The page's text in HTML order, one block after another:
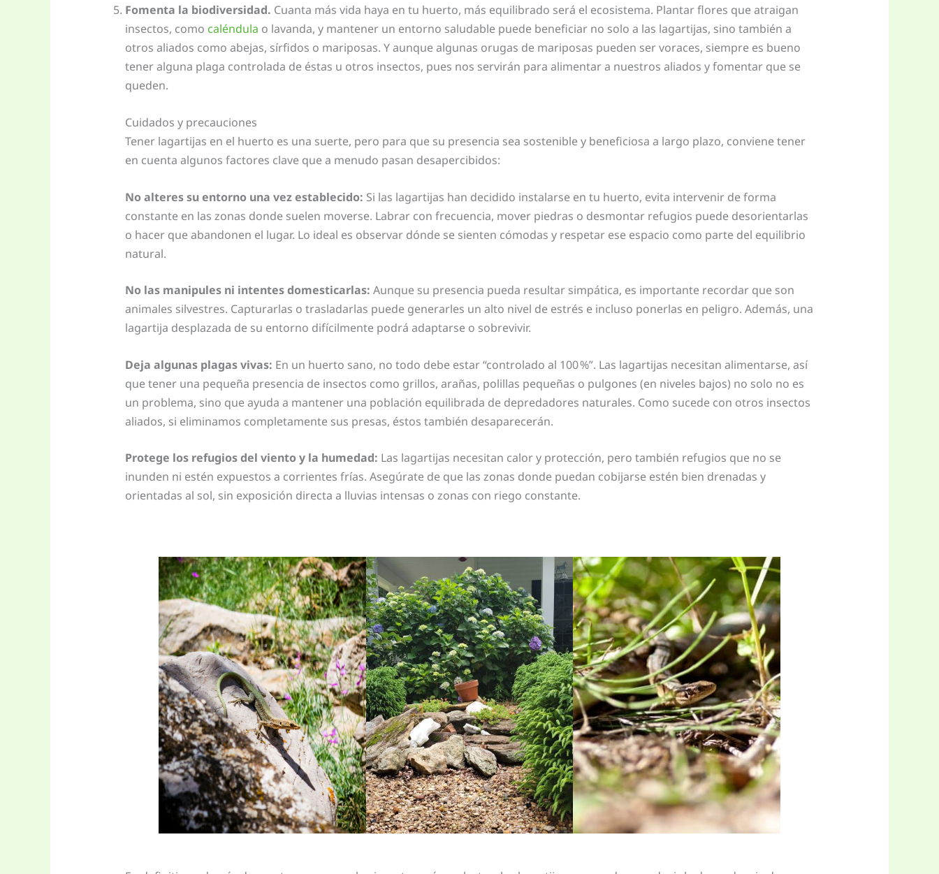
Fomenta la biodiversidad. Cuanta más vida haya en tu huerto, más equilibrado será el ecosistema. Plantar flores que atraigan
insectos, como caléndula o lavanda, y mantener un entorno saludable puede beneficiar no solo a las lagartijas, sino también a
otros aliados como abejas, sírfidos o mariposas. Y aunque algunas orugas de mariposas pueden ser voraces, siempre es bueno
tener alguna plaga controlada de éstas u otros insectos, pues nos servirán para alimentar a nuestros aliados y fomentar que se
queden.
Cuidados y precauciones
Tener lagartijas en el huerto es una suerte, pero para que su presencia sea sostenible y beneficiosa a largo plazo, conviene tener
en cuenta algunos factores clave que a menudo pasan desapercibidos:
No alteres su entorno una vez establecido: Si las lagartijas han decidido instalarse en tu huerto, evita intervenir de forma
constante en las zonas donde suelen moverse. Labrar con frecuencia, mover piedras o desmontar refugios puede desorientarlas
o hacer que abandonen el lugar. Lo ideal es observar dónde se sienten cómodas y respetar ese espacio como parte del equilibrio
natural.
No las manipules ni intentes domesticarlas: Aunque su presencia pueda resultar simpática, es importante recordar que son
animales silvestres. Capturarlas o trasladarlas puede generarles un alto nivel de estrés e incluso ponerlas en peligro. Además, una
lagartija desplazada de su entorno difícilmente podrá adaptarse o sobrevivir.
Deja algunas plagas vivas: En un huerto sano, no todo debe estar “controlado al 100 %”. Las lagartijas necesitan alimentarse, así
que tener una pequeña presencia de insectos como grillos, arañas, polillas pequeñas o pulgones (en niveles bajos) no solo no es
un problema, sino que ayuda a mantener una población equilibrada de depredadores naturales. Como sucede con otros insectos
aliados, si eliminamos completamente sus presas, éstos también desaparecerán.
Protege los refugios del viento y la humedad: Las lagartijas necesitan calor y protección, pero también refugios que no se
inunden ni estén expuestos a corrientes frías. Asegúrate de que las zonas donde puedan cobijarse estén bien drenadas y
orientadas al sol, sin exposición directa a lluvias intensas o zonas con riego constante.